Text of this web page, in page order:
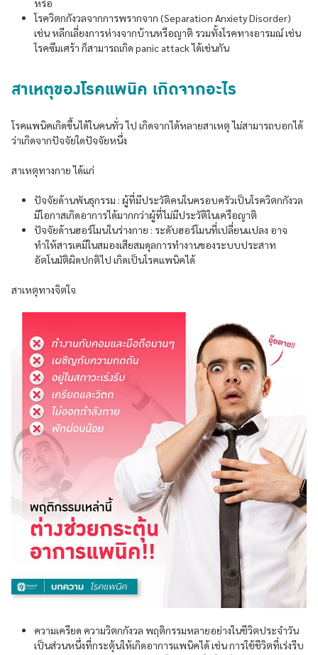
หรือ
โรควิตกกังวลจากการพรากจาก (Separation Anxiety Disorder)
เช่น หลีกเลี่ยงการห่างจากบ้านหรือญาติ รวมทั้งโรคทางอารมณ์ เช่น
โรคซึมเศร้า ก็สามารถเกิด panic attack ได้เช่นกัน
สาเหตุของโรคแพนิค เกิดจากอะไร
โรคแพนิคเกิดขึ้นได้ในคนทั่ว ไป เกิดจากได้หลายสาเหตุ ไม่สามารถบอกได้
ว่าเกิดจากปัจจัยใดปัจจัยหนึ่ง
สาเหตุทางกาย ได้แก่
ปัจจัยด้านพันธุกรรม : ผู้ที่มีประวัติคนในครอบครัวเป็นโรควิตกกังวล
มีโอกาสเกิดอาการได้มากกว่าผู้ที่ไม่มีประวัติในเครือญาติ
ปัจจัยด้านฮอร์โมนในร่างกาย : ระดับฮอร์โมนที่เปลี่ยนแปลง อาจ
ทำให้สารเคมีในสมองเสียสมดุลการทำงานของระบบประสาท
อัตโนมัติผิดปกติไป เกิดเป็นโรคแพนิคได้
สาเหตุทางจิตใจ
ความเครียด ความวิตกกังวล พฤติกรรมหลายอย่างในชีวิตประจำวัน
เป็นส่วนหนึ่งที่กระตุ้นให้เกิดอาการแพนิคได้ เช่น การใช้ชีวิตที่เร่งรีบ